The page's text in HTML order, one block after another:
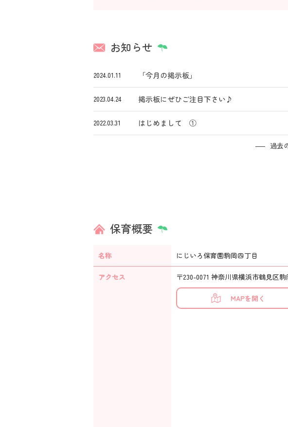
お知らせ
2024.01.11 「今月の掲示板」
2023.04.24 掲示板にぜひご注目下さい♪
2022.03.31 はじめまして ①
過去
保育概要
名称 にじいろ保育園駒岡四丁目
アクセス 〒230-0071 神奈川県横浜市鶴見区駒
MAPを開く